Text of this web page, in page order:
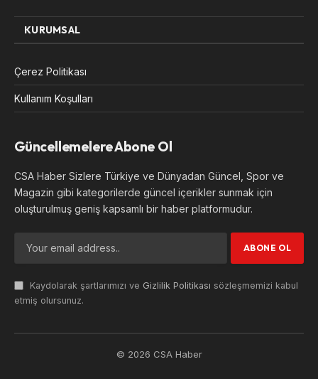
KURUMSAL
Çerez Politikası
Kullanım Koşulları
Güncellemelere Abone Ol
CSA Haber Sizlere Türkiye ve Dünyadan Güncel, Spor ve
Magazin gibi kategorilerde güncel içerikler sunmak için
oluşturulmuş geniş kapsamlı bir haber platformudur.
Kaydolarak şartlarımızı ve Gizlilik Politikası sözleşmemizi kabul
etmiş olursunuz.
© 2026 CSA Haber